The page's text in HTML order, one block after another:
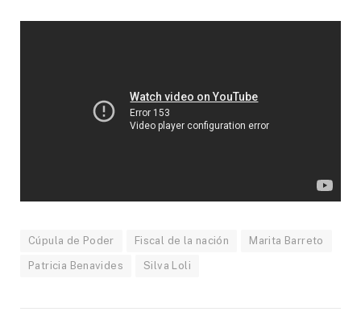
Cúpula de Poder Fiscal de la nación Marita Barreto
Patricia Benavides Silva Loli